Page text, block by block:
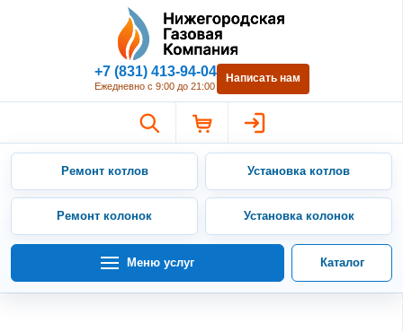
Нижегородская Газовая
+7 (831) 413-94-04
Ежедневно с 9:00 до 21:00
Написать нам
Ремонт котлов Установка котлов
Ремонт колонок Установка колонок
Меню услуг Каталог